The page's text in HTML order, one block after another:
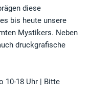
diese
bis heute unsere
Mystikers. Neben
druckgrafische
10-18 Uhr | Bitte